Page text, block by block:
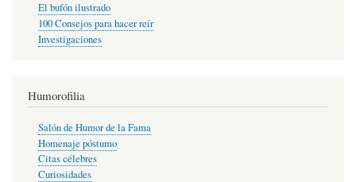
El bufón ilustrado
100 Consejos para hacer reír
Investigaciones
Humorofilia
Salón de Humor de la Fama
Homenaje póstumo
Citas célebres
Curiosidades